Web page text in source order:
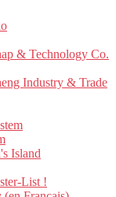
& Technology Co.
Industry & Trade
Island
List !